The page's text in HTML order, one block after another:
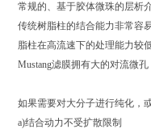
常规的、基于胶体微珠的层析
传统树脂柱的结合能力非常容
脂柱在高流速下的处理能力较
Mustang滤膜拥有大的对流微
如果需要对大分子进行纯化，
a)结合动力不受扩散限制